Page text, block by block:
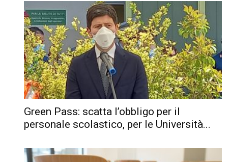
Green Pass: scatta l’obbligo per il
personale scolastico, per le Università...